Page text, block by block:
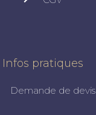
Infos pratiques
Demande de devis